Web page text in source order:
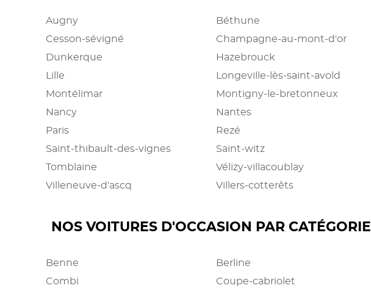
Augny Béthune
Cesson-sévigné Champagne-au-mont-d'or
Dunkerque Hazebrouck
Lille Longeville-lès-saint-avold
Montélimar Montigny-le-bretonneux
Nancy Nantes
Paris Rezé
Saint-thibault-des-vignes Saint-witz
Tomblaine Vélizy-villacoublay
Villeneuve-d'ascq Villers-cotterêts
NOS VOITURES D'OCCASION PAR CATÉGORIE
Benne Berline
Combi Coupe-cabriolet